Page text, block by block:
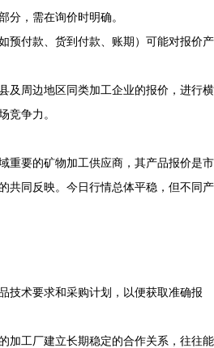
分，需在询价时明确。
预付款、货到付款、账期）可能对报价产
及周边地区同类加工企业的报价，进行横
竞争力。
重要的矿物加工供应商，其产品报价是市
共同反映。今日行情总体平稳，但不同产
技术要求和采购计划，以便获取准确报
加工厂建立长期稳定的合作关系，往往能